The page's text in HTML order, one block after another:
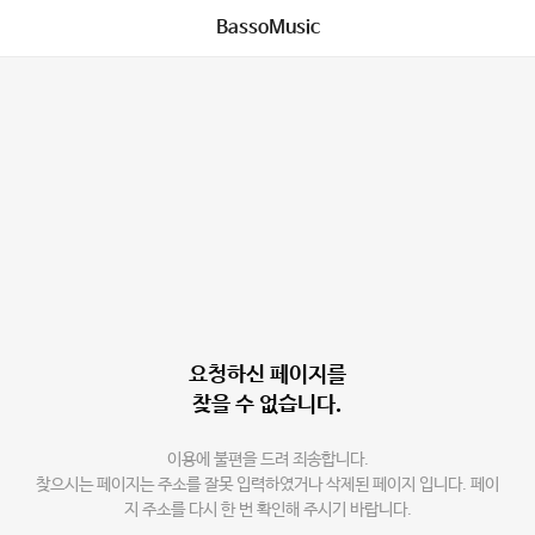
BassoMusic
요청하신 페이지를
찾을 수 없습니다.
이용에 불편을 드려 죄송합니다.
찾으시는 페이지는 주소를 잘못 입력하였거나 삭제된 페이지 입니다. 페이
지 주소를 다시 한 번 확인해 주시기 바랍니다.